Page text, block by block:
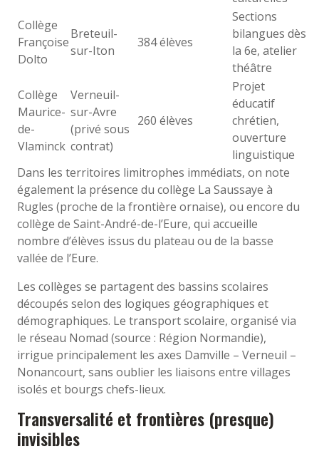
Collège
Françoise
Dolto
Breteuil-
sur-Iton
384 élèves
Sections
bilangues dès
la 6e, atelier
théâtre
Collège
Maurice-
de-
Vlaminck
Verneuil-
sur-Avre
(privé sous
contrat)
260 élèves
Projet
éducatif
chrétien,
ouverture
linguistique
Dans les territoires limitrophes immédiats, on note
également la présence du collège La Saussaye à
Rugles (proche de la frontière ornaise), ou encore du
collège de Saint-André-de-l’Eure, qui accueille
nombre d’élèves issus du plateau ou de la basse
vallée de l’Eure.
Les collèges se partagent des bassins scolaires
découpés selon des logiques géographiques et
démographiques. Le transport scolaire, organisé via
le réseau Nomad (source : Région Normandie),
irrigue principalement les axes Damville – Verneuil –
Nonancourt, sans oublier les liaisons entre villages
isolés et bourgs chefs-lieux.
Transversalité et frontières (presque)
invisibles